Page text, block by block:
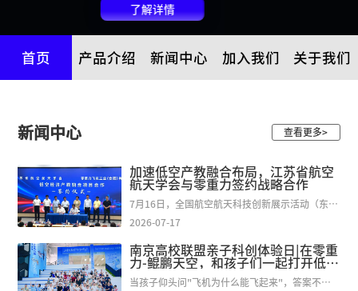
了解详情
首页 产品介绍 新闻中心 加入我们 关于我们
新闻中心 查看更多>
加速低空产教融合布局，江苏省航空
航天学会与零重力签约战略合作
7月16日，全国航空航天科技创新展示活动（东部
江苏省航空航天学会与零重力飞机工业（合肥）
2026-07-17
南京高校联盟亲子科创体验日|在零重
力-鲲鹏天空，和孩子们一起打开低空
飞行的大门
当孩子仰头问"飞机为什么能飞起来"，答案不只